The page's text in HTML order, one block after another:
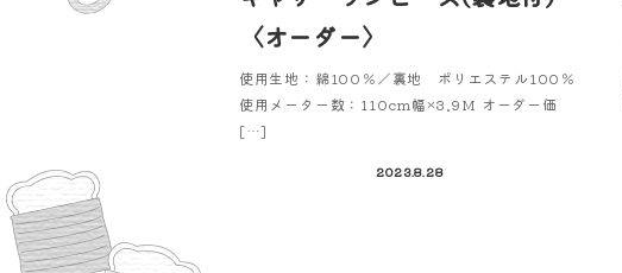
〈オーダー〉
使用生地：綿100％／裏地 ポリエステル100％
使用メーター数：110cm幅×3.9M オーダー価
[…]
2023.8.28